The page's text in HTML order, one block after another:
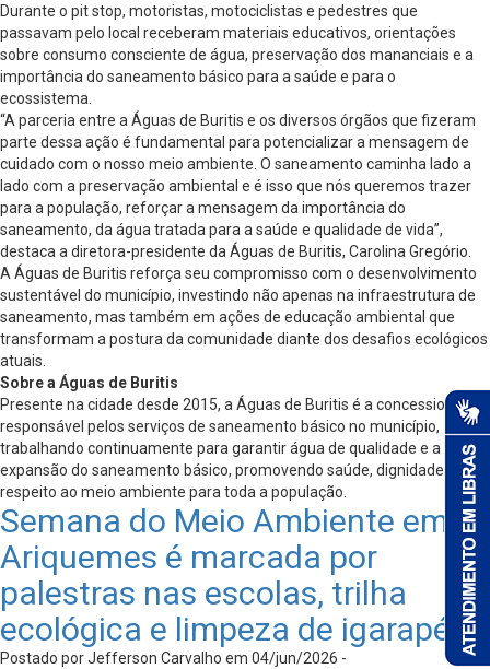
Durante o pit stop, motoristas, motociclistas e pedestres que
passavam pelo local receberam materiais educativos, orientações
sobre consumo consciente de água, preservação dos mananciais e a
importância do saneamento básico para a saúde e para o
ecossistema.
“A parceria entre a Águas de Buritis e os diversos órgãos que fizeram
parte dessa ação é fundamental para potencializar a mensagem de
cuidado com o nosso meio ambiente. O saneamento caminha lado a
lado com a preservação ambiental e é isso que nós queremos trazer
para a população, reforçar a mensagem da importância do
saneamento, da água tratada para a saúde e qualidade de vida”,
destaca a diretora-presidente da Águas de Buritis, Carolina Gregório.
A Águas de Buritis reforça seu compromisso com o desenvolvimento
sustentável do município, investindo não apenas na infraestrutura de
saneamento, mas também em ações de educação ambiental que
transformam a postura da comunidade diante dos desafios ecológicos
atuais.
Sobre a Águas de Buritis
Presente na cidade desde 2015, a Águas de Buritis é a concessionária
responsável pelos serviços de saneamento básico no município,
trabalhando continuamente para garantir água de qualidade e a
expansão do saneamento básico, promovendo saúde, dignidade e
respeito ao meio ambiente para toda a população.
Semana do Meio Ambiente em
Ariquemes é marcada por
palestras nas escolas, trilha
ecológica e limpeza de igarapé
Postado por Jefferson Carvalho em 04/jun/2026 -